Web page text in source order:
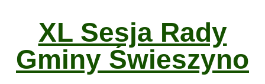
XL Sesja Rady
Gminy Świeszyno